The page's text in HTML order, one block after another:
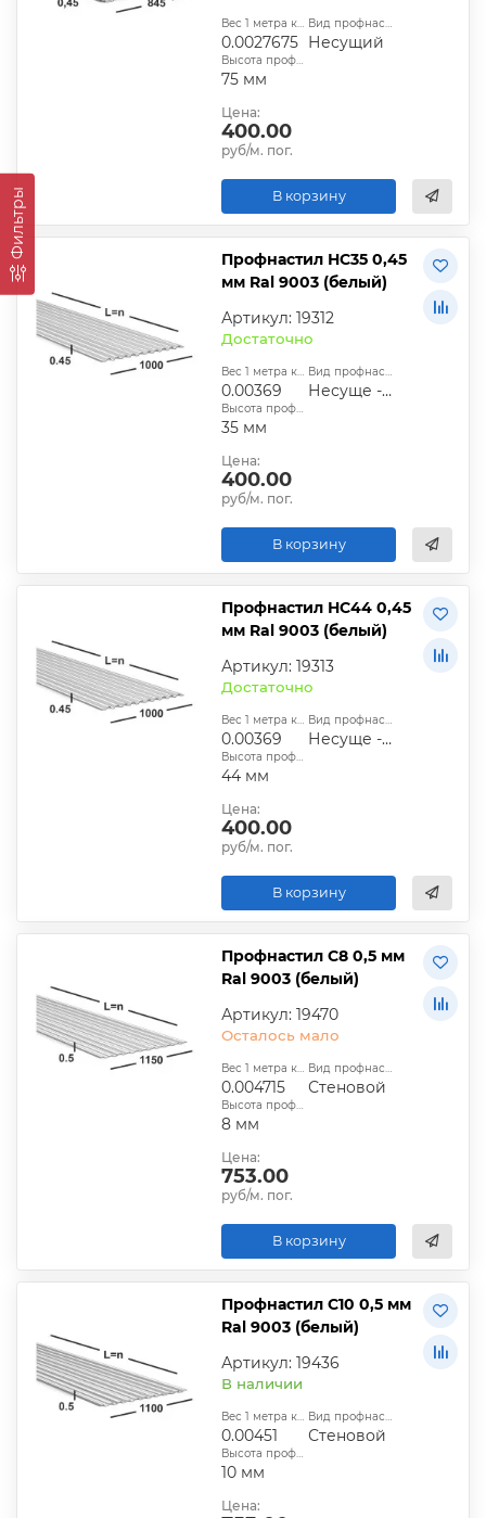
Фильтры
Вес 1 метра квадратного, т:
0.0027675
Вид профнастила:
Несущий
Высота профиля:
75 мм
Цена:
400.00
руб/м. пог.
В корзину
Профнастил НС35 0,45
мм Ral 9003 (белый)
Артикул: 19312
Достаточно
Вес 1 метра квадратного, т:
0.00369
Вид профнастила:
Несуще - стеновой
Высота профиля:
35 мм
Цена:
400.00
руб/м. пог.
В корзину
Профнастил НС44 0,45
мм Ral 9003 (белый)
Артикул: 19313
Достаточно
Вес 1 метра квадратного, т:
0.00369
Вид профнастила:
Несуще - стеновой
Высота профиля:
44 мм
Цена:
400.00
руб/м. пог.
В корзину
Профнастил С8 0,5 мм
Ral 9003 (белый)
Артикул: 19470
Осталось мало
Вес 1 метра квадратного, т:
0.004715
Вид профнастила:
Стеновой
Высота профиля:
8 мм
Цена:
753.00
руб/м. пог.
В корзину
Профнастил С10 0,5 мм
Ral 9003 (белый)
Артикул: 19436
В наличии
Вес 1 метра квадратного, т:
0.00451
Вид профнастила:
Стеновой
Высота профиля:
10 мм
Цена: